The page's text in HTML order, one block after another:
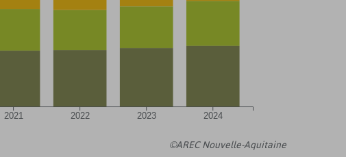
©AREC Nouvelle-Aquitaine
2021 2022 2023 2024